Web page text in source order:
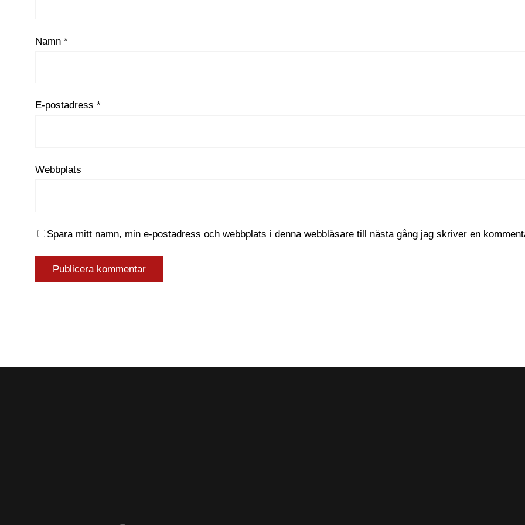
Namn *
E-postadress *
Webbplats
Spara mitt namn, min e-postadress och webbplats i denna webbläsare till nästa gång jag skriver en